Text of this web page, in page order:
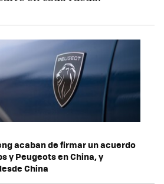
acaban de firmar un acuerdo
y Peugeots en China, y
China